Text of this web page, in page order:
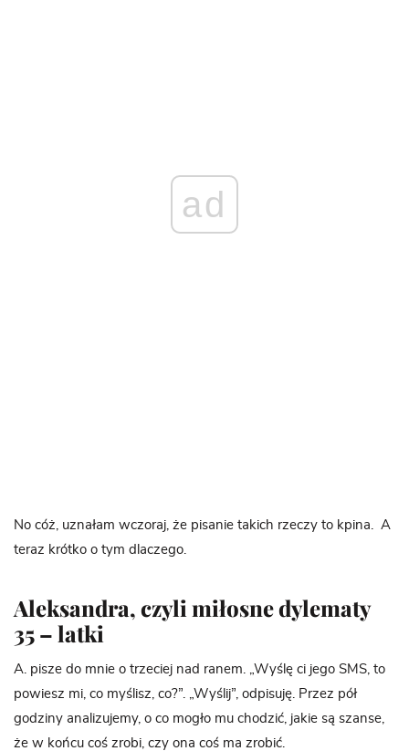
ad
No cóż, uznałam wczoraj, że pisanie takich rzeczy to kpina.
A
teraz krótko o tym dlaczego.
Aleksandra, czyli miłosne dylematy
35 – latki
A. pisze do mnie o trzeciej nad ranem. „Wyślę ci jego SMS, to
powiesz mi, co myślisz, co?”. „Wyślij”, odpisuję. Przez pół
godziny analizujemy, o co mogło mu chodzić, jakie są szanse,
że w końcu coś zrobi, czy ona coś ma zrobić.